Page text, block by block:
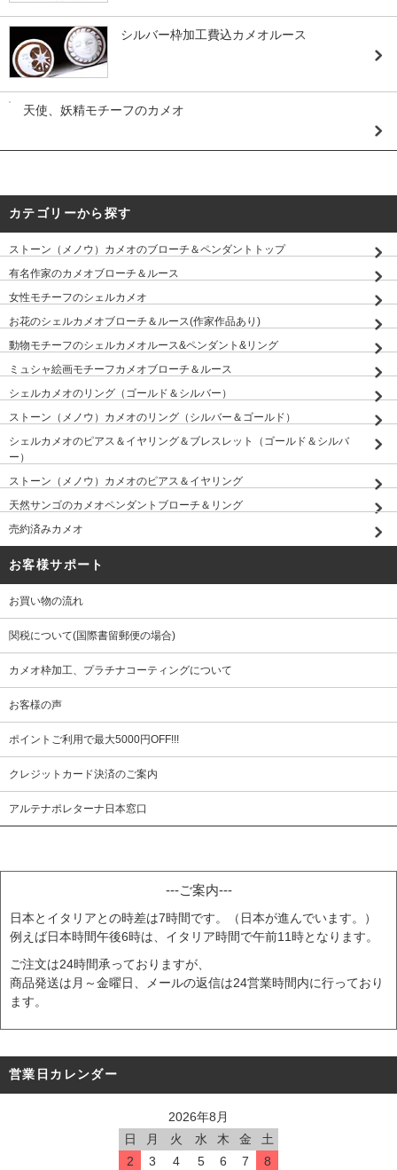
シルバー枠加工費込カメオルース
天使、妖精モチーフのカメオ
カテゴリーから探す
ストーン（メノウ）カメオのブローチ＆ペンダントトップ
有名作家のカメオブローチ＆ルース
女性モチーフのシェルカメオ
お花のシェルカメオブローチ＆ルース(作家作品あり)
動物モチーフのシェルカメオルース&ペンダント&リング
ミュシャ絵画モチーフカメオブローチ＆ルース
シェルカメオのリング（ゴールド＆シルバー）
ストーン（メノウ）カメオのリング（シルバー＆ゴールド）
シェルカメオのピアス＆イヤリング＆ブレスレット（ゴールド＆シルバ
ー）
ストーン（メノウ）カメオのピアス＆イヤリング
天然サンゴのカメオペンダントブローチ＆リング
売約済みカメオ
お客様サポート
お買い物の流れ
関税について(国際書留郵便の場合)
カメオ枠加工、プラチナコーティングについて
お客様の声
ポイントご利用で最大5000円OFF!!!
クレジットカード決済のご案内
アルテナポレターナ日本窓口
---ご案内---
日本とイタリアとの時差は7時間です。（日本が進んでいます。）
例えば日本時間午後6時は、イタリア時間で午前11時となります。
ご注文は24時間承っておりますが、
商品発送は月～金曜日、メールの返信は24営業時間内に行っており
ます。
営業日カレンダー
2026年8月
日
月 火 水 木 金
土
2
3 4 5 6 7
8